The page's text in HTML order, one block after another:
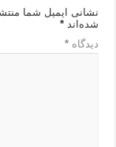
نشانی ایمیل شما
شده‌اند*
دیدگاه*